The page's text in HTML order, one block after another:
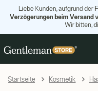
Liebe Kunden, aufgrund der
Verzögerungen beim Versand
Wir bitten,
Startseite Kosmetik